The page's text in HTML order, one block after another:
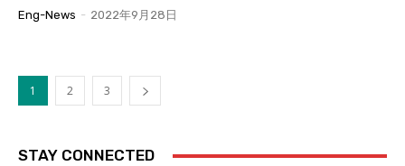
Eng-News - 2022年9月28日
1 2 3
STAY CONNECTED